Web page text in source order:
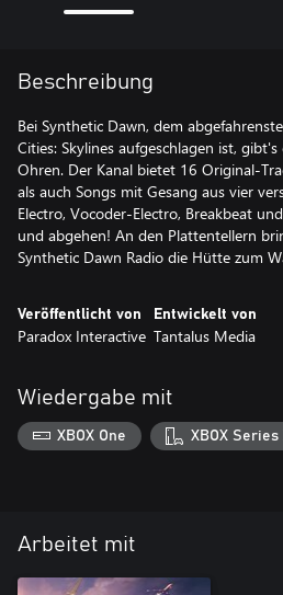
Beschreibung
Bei Synthetic Dawn, dem
Cities: Skylines aufgeschlagen ist,
Ohren. Der Kanal bietet 16 Original-
als auch Songs mit Gesang aus vier
Electro, Vocoder-Electro, Breakbeat
und abgehen! An den Plattentellern
Synthetic Dawn Radio die Hütte zum
Veröffentlicht von
Paradox Interactive
Entwickelt von
Tantalus Media
Wiedergabe mit
XBOX One XBOX Series
Arbeitet mit